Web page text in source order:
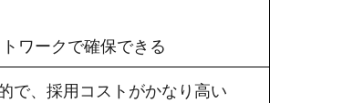
ワークで確保できる
で、採用コストがかなり高い